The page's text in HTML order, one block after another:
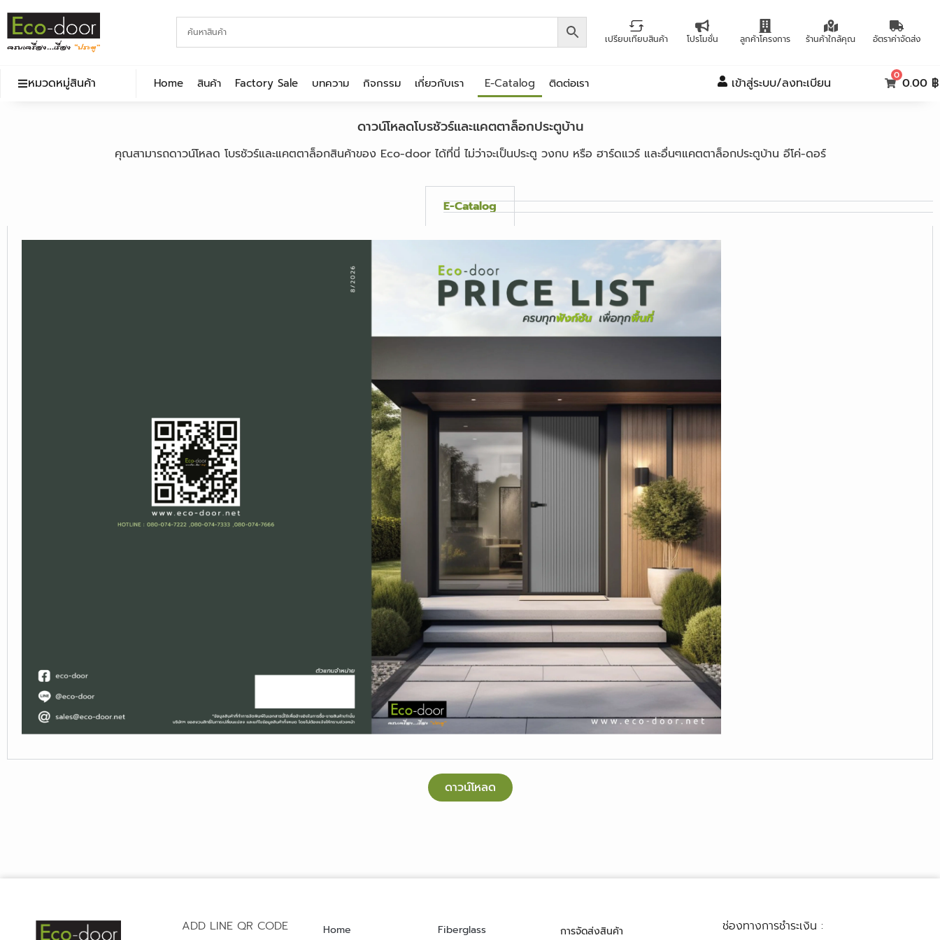
เปรียบเทียบสินค้า โปรโมชั่น ลูกค้าโครงการ ร้านค้าใกล้คุณ อัตราค่าจัดส่ง
หมวดหมู่สินค้า Home สินค้า Factory Sale บทความ กิจกรรม เกี่ยวกับเรา E-Catalog ติดต่อเรา เข้าสู่ระบบ/ลงทะเบียน
0
0.00 ฿
ดาวน์โหลดโบรชัวร์และแคตตาล็อกประตูบ้าน
คุณสามารถดาวน์โหลด โบรชัวร์และแคตตาล็อกสินค้าของ Eco-door ได้ที่นี่ ไม่ว่าจะเป็นประตู วงกบ หรือ ฮาร์ดแวร์ และอื่นๆแคตตาล็อกประตูบ้าน อีโค่-ดอร์
E-Catalog
ดาวน์โหลด
ADD LINE QR CODE Home Fiberglass การจัดส่งสินค้า ช่องทางการชำระเงิน :